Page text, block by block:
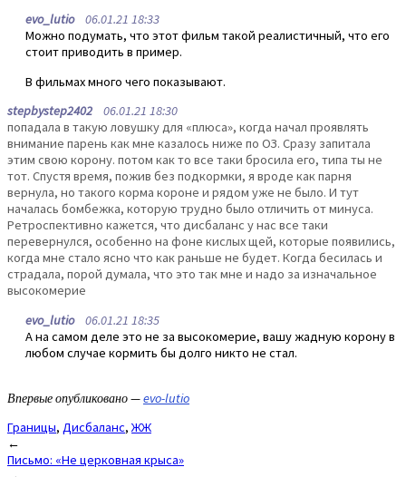
evo_lutio06.01.21 18:33
Можно подумать, что этот фильм такой реалистичный, что его
стоит приводить в пример.
В фильмах много чего показывают.
stepbystep2402 06.01.21 18:30
попадала в такую ловушку для «плюса», когда начал проявлять
внимание парень как мне казалось ниже по ОЗ. Сразу запитала
этим свою корону. потом как то все таки бросила его, типа ты не
тот. Спустя время, пожив без подкормки, я вроде как парня
вернула, но такого корма короне и рядом уже не было. И тут
началась бомбежка, которую трудно было отличить от минуса.
Ретроспективно кажется, что дисбаланс у нас все таки
перевернулся, особенно на фоне кислых щей, которые появились,
когда мне стало ясно что как раньше не будет. Когда бесилась и
страдала, порой думала, что это так мне и надо за изначальное
высокомерие
evo_lutio06.01.21 18:35
А на самом деле это не за высокомерие, вашу жадную корону в
любом случае кормить бы долго никто не стал.
Впервые опубликовано —evo-lutio
Границы, Дисбаланс,ЖЖ
Post
navigation
←
Письмо: «Не церковная крыса»